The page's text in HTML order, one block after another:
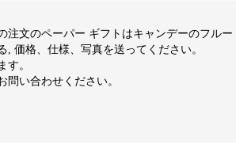
、光沢のある押ラミネーションニスをかけて
ことは、紫外線コーティング浮彫りになって
JPG、PDF、AIの司令官、EPS、GIF….
磁石、リボン、エヴァの泡、プラスチック皿